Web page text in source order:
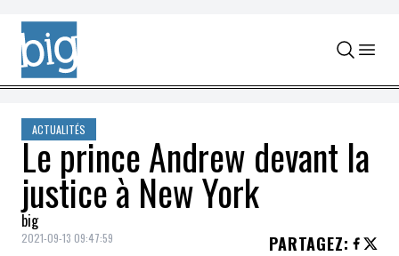
Skip to content
ACTUALITÉS
Le prince Andrew devant la
justice à New York
big
2021-09-13 09:47:59 PARTAGEZ: